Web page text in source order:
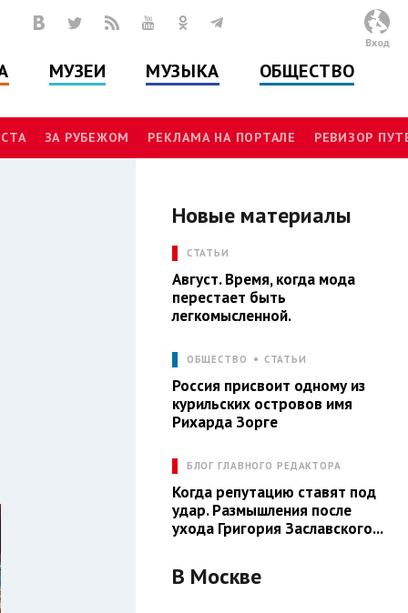
МУЗЕИ МУЗЫКА ОБЩЕСТВО
Вход
ЗА РУБЕЖОМ РЕКЛАМА НА ПОРТАЛЕ РЕВИЗОР
Новые материалы
СТАТЬИ
Август. Время, когда мода
перестает быть
легкомысленной.
ОБЩЕСТВО СТАТЬИ
Россия присвоит одному из
курильских островов имя
Рихарда Зорге
БЛОГ ГЛАВНОГО РЕДАКТОРА
Когда репутацию ставят под
удар. Размышления после
ухода Григория Заславского...
В Москве